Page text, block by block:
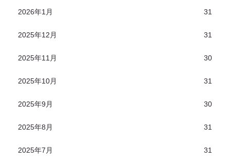
2026年1月 31
2025年12月 31
2025年11月 30
2025年10月 31
2025年9月 30
2025年8月 31
2025年7月 31